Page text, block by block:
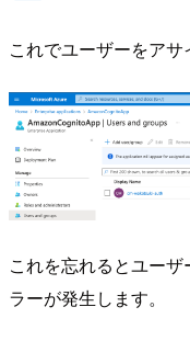
これでユーザーをアサ
これを忘れるとユー
ラーが発生します。